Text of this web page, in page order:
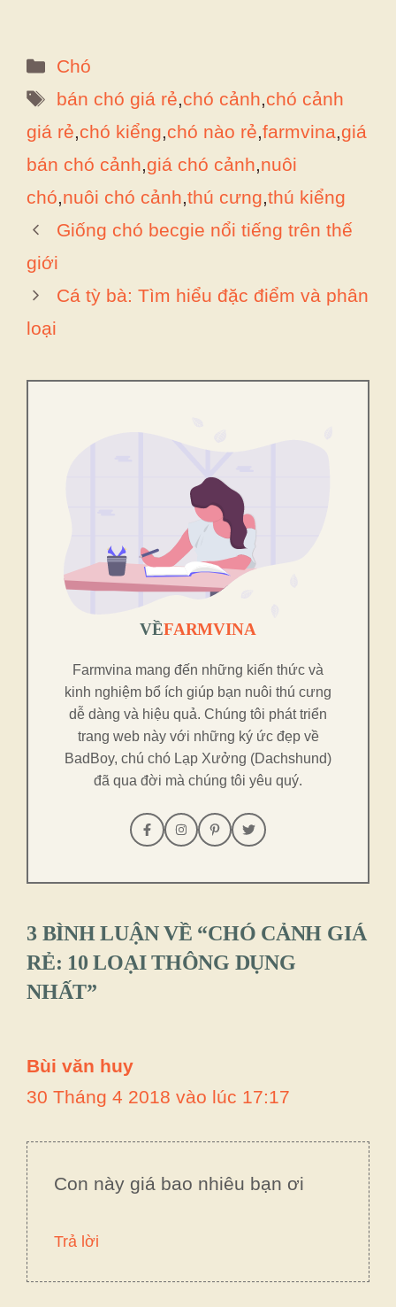
Danh
mục
Chó
Thẻ
bán chó giá rẻ,chó cảnh,chó cảnh
giá rẻ,chó kiểng,chó nào rẻ,farmvina,giá
bán chó cảnh,giá chó cảnh,nuôi
chó,nuôi chó cảnh,thú cưng,thú kiểng
Giống chó becgie nổi tiếng trên thế
giới
Cá tỳ bà: Tìm hiểu đặc điểm và phân
loại
VỀFARMVINA
Farmvina mang đến những kiến thức và
kinh nghiệm bổ ích giúp bạn nuôi thú cưng
dễ dàng và hiệu quả. Chúng tôi phát triển
trang web này với những ký ức đẹp về
BadBoy, chú chó Lạp Xưởng (Dachshund)
đã qua đời mà chúng tôi yêu quý.
3 BÌNH LUẬN VỀ “CHÓ CẢNH GIÁ
RẺ: 10 LOẠI THÔNG DỤNG
NHẤT”
Bùi văn huy
30 Tháng 4 2018 vào lúc 17:17
Con này giá bao nhiêu bạn ơi
Trả lời